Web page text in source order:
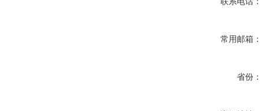
常用邮箱：
省份：